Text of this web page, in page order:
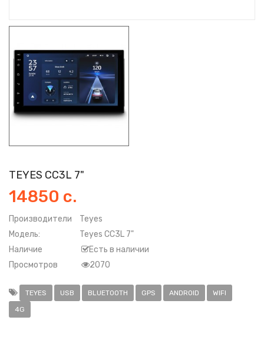
TEYES CC3L 7"
14850 с.
Производители
Teyes
Модель:
Teyes CC3L 7"
Наличие
Есть в наличии
Просмотров
2070
TEYES USB BLUETOOTH GPS ANDROID
WIFI
4G